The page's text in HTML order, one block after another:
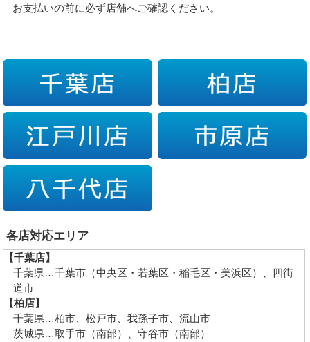
お支払いの前に必ず店舗へご確認ください。
各店対応エリア
【千葉店】
千葉県…千葉市（中央区・若葉区・稲毛区・美浜区）、四街
道市
【柏店】
千葉県…柏市、松戸市、我孫子市、流山市
茨城県…取手市（南部）、守谷市（南部）